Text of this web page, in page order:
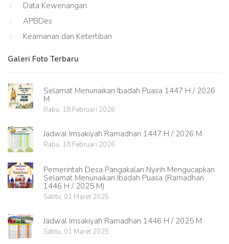
Data Kewenangan
APBDes
Keamanan dan Ketertiban
Galeri Foto Terbaru
Selamat Menunaikan Ibadah Puasa 1447 H / 2026
M
Rabu, 18 Februari 2026
Jadwal Imsakiyah Ramadhan 1447 H / 2026 M
Rabu, 18 Februari 2026
Pemerintah Desa Pangakalan Nyirih Mengucapkan
Selamat Menunaikan Ibadah Puasa (Ramadhan
1446 H / 2025 M)
Sabtu, 01 Maret 2025
Jadwal Imsakiyah Ramadhan 1446 H / 2025 M
Sabtu, 01 Maret 2025